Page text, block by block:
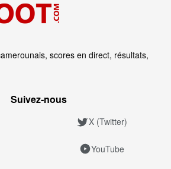
scores en direct, résultats,
Suivez‑nous
X (Twitter)
YouTube